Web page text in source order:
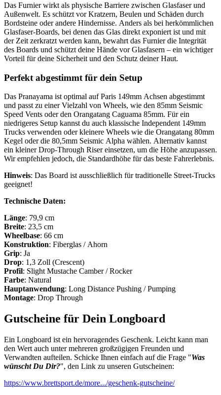
Das Furnier wirkt als physische Barriere zwischen Glasfaser und
Außenwelt. Es schützt vor Kratzern, Beulen und Schäden durch
Bordsteine oder andere Hindernisse. Anders als bei herkömmlichen
Glasfaser-Boards, bei denen das Glas direkt exponiert ist und mit
der Zeit zerkratzt werden kann, bewahrt das Furnier die Integrität
des Boards und schützt deine Hände vor Glasfasern – ein wichtiger
Vorteil für deine Sicherheit und den Schutz deiner Haut.
Perfekt abgestimmt für dein Setup
Das Pranayama ist optimal auf Paris 149mm Achsen abgestimmt
und passt zu einer Vielzahl von Wheels, wie den 85mm Seismic
Speed Vents oder den Orangatang Caguama 85mm. Für ein
niedrigeres Setup kannst du auch klassische Independent 149mm
Trucks verwenden oder kleinere Wheels wie die Orangatang 80mm
Kegel oder die 80,5mm Seismic Alpha wählen. Alternativ kannst
ein kleiner Drop-Through Riser einsetzen, um die Höhe anzupassen.
Wir empfehlen jedoch, die Standardhöhe für das beste Fahrerlebnis.
Hinweis: Das Board ist ausschließlich für traditionelle Street-Trucks
geeignet!
Technische Daten:
Länge: 79,9 cm
Breite: 23,5 cm
Wheelbase: 66 cm
Konstruktion: Fiberglas / Ahorn
Grip: Ja
Drop: 1,3 Zoll (Crescent)
Profil: Slight Mustache Camber / Rocker
Farbe: Natural
Hauptanwendung: Long Distance Pushing / Pumping
Montage: Drop Through
Gutscheine für Dein Longboard
Ein Longboard ist ein hervoragendes Geschenk. Leicht kann man
den Wert auch unter mehreren großzügigen Freunden und
Verwandten aufteilen. Schicke Ihnen einfach auf die Frage "Was
wünscht Du Dir?", den Link zu unseren Gutscheinen:
https://www.brettsport.de/more.../geschenk-gutscheine/